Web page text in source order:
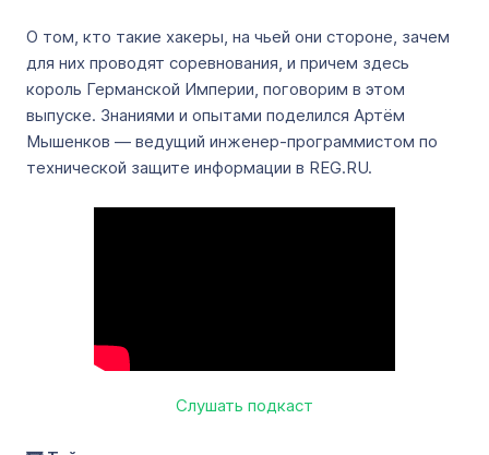
О том, кто такие хакеры, на чьей они стороне, зачем
для них проводят соревнования, и причем здесь
король Германской Империи, поговорим в этом
выпуске. Знаниями и опытами поделился Артём
Мышенков — ведущий инженер-программистом по
технической защите информации в REG.RU.
Слушать подкаст